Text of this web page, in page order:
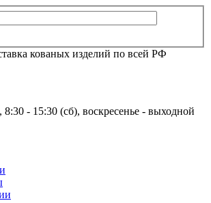
кованых изделий по всей РФ
- 15:30 (сб), воскресенье - выходной